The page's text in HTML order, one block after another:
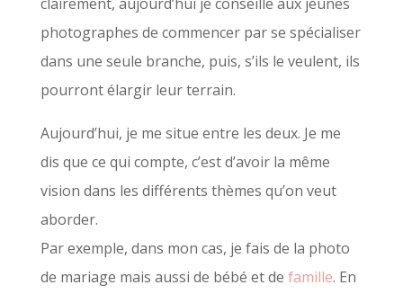
photographes de commencer par se spécialiser
dans une seule branche, puis, s’ils le veulent, ils
pourront élargir leur terrain.
Aujourd’hui, je me situe entre les deux. Je me
dis que ce qui compte, c’est d’avoir la même
vision dans les différents thèmes qu’on veut
aborder.
Par exemple, dans mon cas, je fais de la photo
de mariage mais aussi de bébé et de famille. En